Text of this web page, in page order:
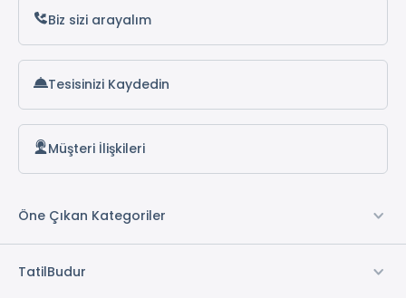
2 Adet Oda *
1 Adet Salon
1 Adet Mutfak
Concierge Hizmeti
* ile işaretli özellikler ücretlidir.
Biz sizi arayalım
Tesisinizi Kaydedin
Müşteri İlişkileri
Öne Çıkan Kategoriler
TatilBudur